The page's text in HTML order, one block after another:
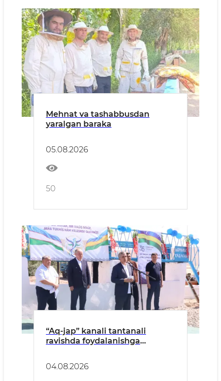
Mehnat va tashabbusdan
yaralgan baraka
05.08.2026
50
“Aq-jap” kanali tantanali
ravishda foydalanishga
04.08.2026